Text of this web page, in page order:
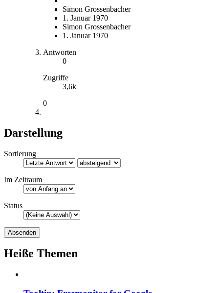
Simon Grossenbacher
1. Januar 1970
Simon Grossenbacher
1. Januar 1970
Antworten
0
Zugriffe
3,6k
0
Darstellung
Sortierung
Im Zeitraum
Status
Heiße Themen